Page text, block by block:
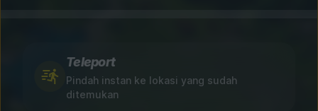
Teleport
Pindah instan ke lokasi yang sudah
ditemukan